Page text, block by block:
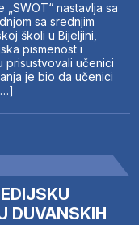
nastavlja sa
sa srednjim
školi u Bijeljini,
pismenost i
prisustvovali učenici
je bio da učenici
DUVANSKIH